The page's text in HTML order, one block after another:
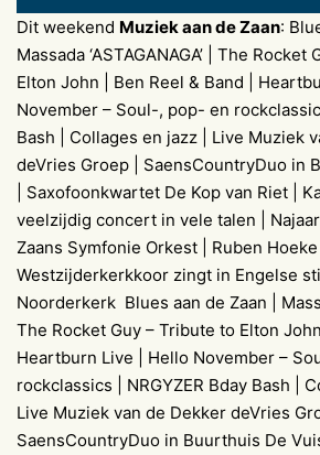
Dit weekend Muziek aan de Zaan:
Massada ‘ASTAGANAGA’ | The
Elton John | Ben Reel & Band |
November – Soul-, pop- en
Bash | Collages en jazz | Live Muziek
deVries Groep | SaensCountryDuo in
| Saxofoonkwartet De Kop van Riet |
veelzijdig concert in vele talen |
Zaans Symfonie Orkest | Ruben Hoeke
Westzijderkerkkoor zingt in Engelse
Noorderkerk Blues aan de Zaan |
The Rocket Guy – Tribute to Elton
Heartburn Live | Hello November –
rockclassics | NRGYZER Bday Bash |
Live Muziek van de Dekker deVries
SaensCountryDuo in Buurthuis De